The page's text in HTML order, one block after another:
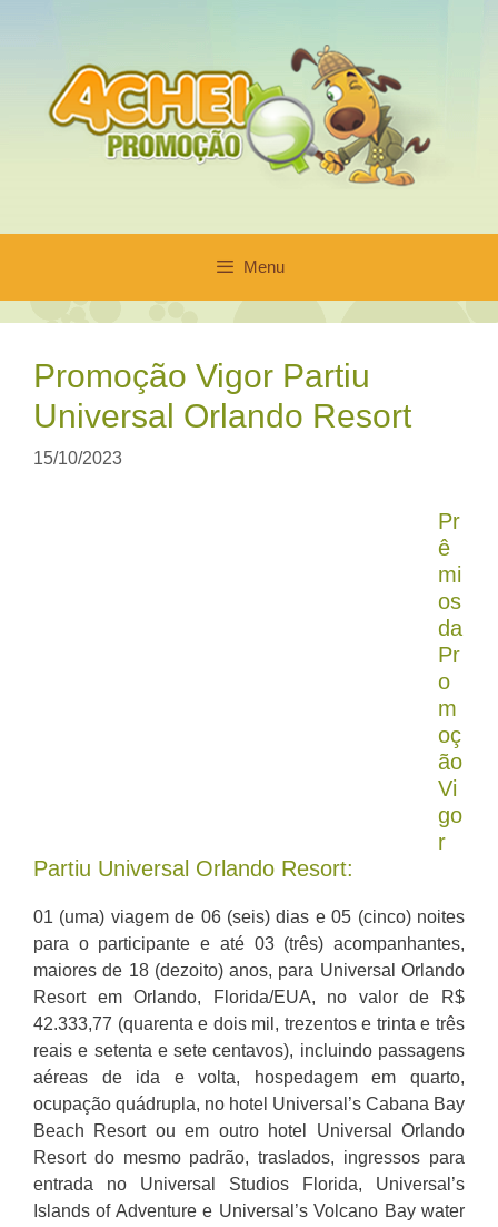
conteúdo
Menu
Promoção Vigor Partiu
Universal Orlando Resort
15/10/2023
Pr
ê
mi
os
da
Pr
o
m
oç
ão
Vi
go
r
Partiu Universal Orlando Resort:
01 (uma) viagem de 06 (seis) dias e 05 (cinco) noites
para o participante e até 03 (três) acompanhantes,
maiores de 18 (dezoito) anos, para Universal Orlando
Resort em Orlando, Florida/EUA, no valor de R$
42.333,77 (quarenta e dois mil, trezentos e trinta e três
reais e setenta e sete centavos), incluindo passagens
aéreas de ida e volta, hospedagem em quarto,
ocupação quádrupla, no hotel Universal’s Cabana Bay
Beach Resort ou em outro hotel Universal Orlando
Resort do mesmo padrão, traslados, ingressos para
entrada no Universal Studios Florida, Universal’s
Islands of Adventure e Universal’s Volcano Bay water